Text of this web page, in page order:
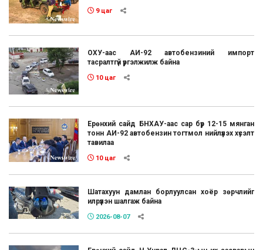
9 цаг
ОХУ-аас АИ-92 автобензиний импорт
тасралтгүй үргэлжилж байна
10 цаг
Ерөнхий сайд БНХАУ-аас сар бүр 12-15 мянган
тонн АИ-92 автобензин тогтмол нийлүүлэх хүсэлт
тавилаа
10 цаг
Шатахуун дамлан борлуулсан хоёр зөрчлийг
илрүүлэн шалгаж байна
2026-08-07